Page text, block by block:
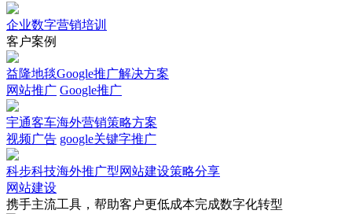
企业数字营销培训
客户案例
益隆地毯Google推广解决方案
网站推广 Google推广
宇通客车海外营销策略方案
视频广告 google关键字推广
科步科技海外推广型网站建设策略分享
网站建设
携手主流工具，帮助客户更低成本完成数字化转型